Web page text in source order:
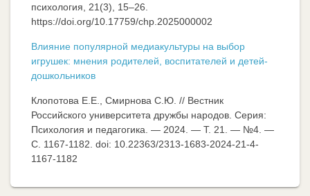
психология, 21(3), 15–26.
https://doi.org/10.17759/chp.2025000002
Влияние популярной медиакультуры на выбор
игрушек: мнения родителей, воспитателей и детей-
дошкольников
Клопотова Е.Е., Смирнова С.Ю. // Вестник
Российского университета дружбы народов. Серия:
Психология и педагогика. — 2024. — Т. 21. — №4. —
C. 1167-1182. doi: 10.22363/2313-1683-2024-21-4-
1167-1182